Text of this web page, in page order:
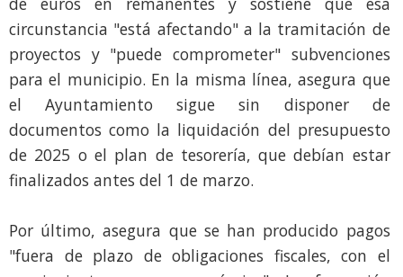
circunstancia "está afectando" a la tramitación de
proyectos y "puede comprometer" subvenciones
para el municipio. En la misma línea, asegura que
el Ayuntamiento sigue sin disponer de
documentos como la liquidación del presupuesto
de 2025 o el plan de tesorería, que debían estar
finalizados antes del 1 de marzo.
Por último, asegura que se han producido pagos
"fuera de plazo de obligaciones fiscales, con el